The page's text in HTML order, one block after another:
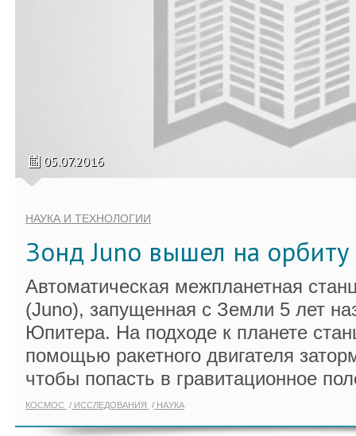
05.07.2016
НАУКА И ТЕХНОЛОГИИ
Зонд Juno вышел на
Автоматическая межпланетная
(Juno), запущенная с Земли 5 лет
Юпитера. На подходе к планете
помощью ракетного двигателя
чтобы попасть в гравитационное
КОСМОС ИССЛЕДОВАНИЯ НАУКА